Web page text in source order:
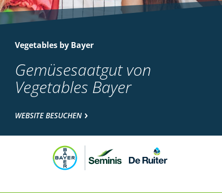
Vegetables by Bayer
Gemüsesaatgut von
Vegetables Bayer
WEBSITE BESUCHEN